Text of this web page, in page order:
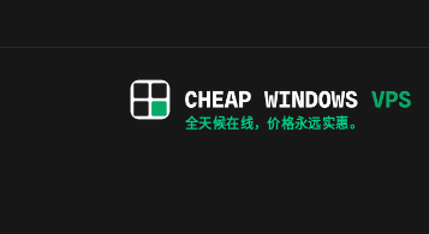
全天候在线，价格永远实惠。